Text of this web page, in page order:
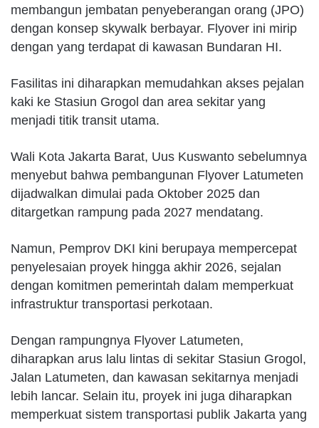
membangun jembatan penyeberangan orang (JPO)
dengan konsep skywalk berbayar. Flyover ini mirip
dengan yang terdapat di kawasan Bundaran HI.
Fasilitas ini diharapkan memudahkan akses pejalan
kaki ke Stasiun Grogol dan area sekitar yang
menjadi titik transit utama.
Wali Kota Jakarta Barat, Uus Kuswanto sebelumnya
menyebut bahwa pembangunan Flyover Latumeten
dijadwalkan dimulai pada Oktober 2025 dan
ditargetkan rampung pada 2027 mendatang.
Namun, Pemprov DKI kini berupaya mempercepat
penyelesaian proyek hingga akhir 2026, sejalan
dengan komitmen pemerintah dalam memperkuat
infrastruktur transportasi perkotaan.
Dengan rampungnya Flyover Latumeten,
diharapkan arus lalu lintas di sekitar Stasiun Grogol,
Jalan Latumeten, dan kawasan sekitarnya menjadi
lebih lancar. Selain itu, proyek ini juga diharapkan
memperkuat sistem transportasi publik Jakarta yang